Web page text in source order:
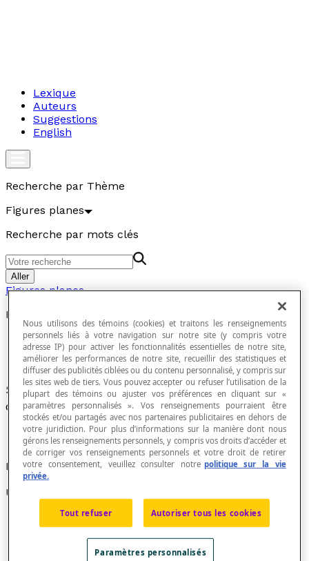
Lexique
Auteurs
Suggestions
English
Recherche par Thème
Figures planes
Recherche par mots clés
Aller
Figures planes
Équilatéral
Se dit d’une figure géométrique dont tous les
côtés sont isométriques.
Exemples
Un triangle équiangle est équilatéral :
Nous utilisons des témoins (cookies) et traitons les renseignements
personnels liés à votre navigation sur notre site (y compris votre
adresse IP) pour activer les fonctionnalités essentielles de notre site,
améliorer les performances de notre site, recueillir des statistiques et
diffuser des publicités ciblées ou du contenu personnalisé, y compris sur
les sites web de tiers. Vous pouvez accepter ou refuser l’utilisation de la
plupart des témoins ou ajuster vos préférences en cliquant sur «
paramètres personnalisés ». Vos renseignements pourraient être
stockés et/ou partagés avec nos partenaires publicitaires en dehors de
votre juridiction. Pour plus d’informations sur la manière dont nous
gérons les renseignements personnels, y compris vos droits d’accéder et
de corriger vos renseignements personnels et votre droit de retirer
votre consentement, veuillez consulter notre politique sur la vie
privée.
Tout refuser Autoriser tous les cookies
Paramètres personnalisés